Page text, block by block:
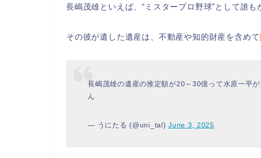
長嶋茂雄といえば、“ミスタープロ野球”として誰も
その彼が遺した遺産は、不動産や知的財産を含めて
長嶋茂雄の遺産の推定額が20～30億って水原一平
ん
— うにたる (@uni_tal)June 3, 2025